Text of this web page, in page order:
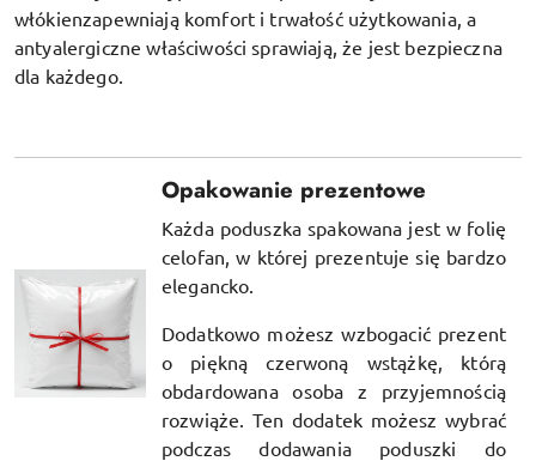
włókienzapewniają komfort i trwałość użytkowania, a
antyalergiczne właściwości sprawiają, że jest bezpieczna
dla każdego.
Opakowanie prezentowe
Każda poduszka spakowana jest w folię
celofan, w której prezentuje się bardzo
elegancko.
Dodatkowo możesz wzbogacić prezent
o piękną czerwoną wstążkę, którą
obdardowana osoba z przyjemnością
rozwiąże. Ten dodatek możesz wybrać
podczas dodawania poduszki do